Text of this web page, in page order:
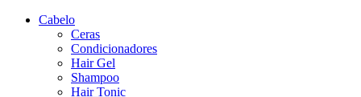
Cabelo
Ceras
Condicionadores
Hair Gel
Shampoo
Hair Tonic